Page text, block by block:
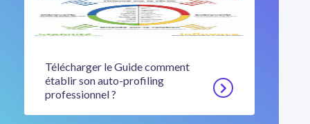
Télécharger le Guide comment
établir son auto-profiling
professionnel ?